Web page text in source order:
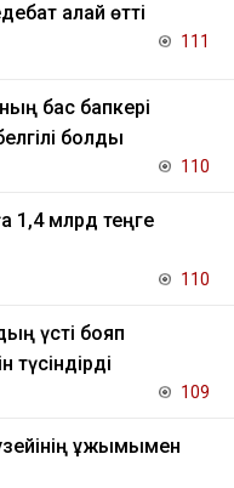
қалай өтті
111
бас бапкері
болды
110
1,4 млрд теңге
110
үсті бояп
түсіндірді
109
ұжымымен